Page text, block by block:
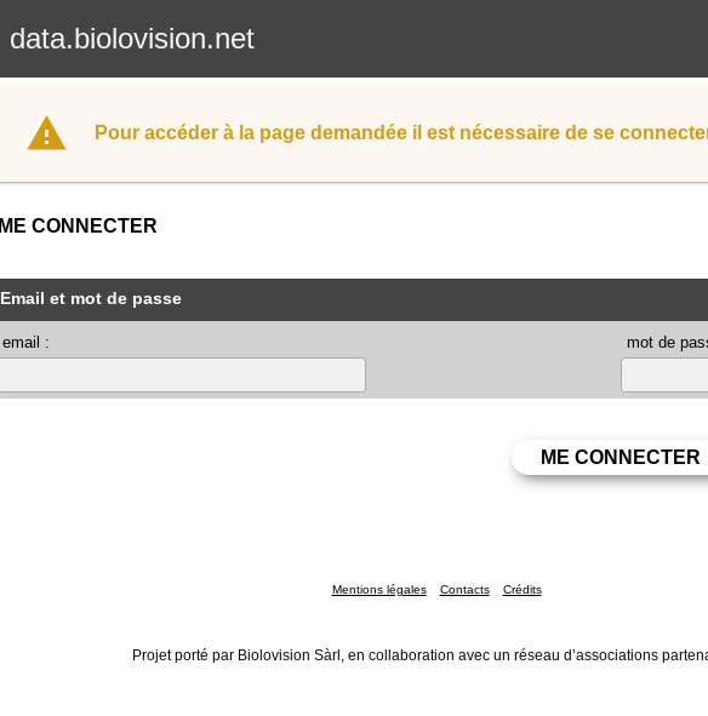
data.biolovision.net
Pour accéder à la page demandée il est nécessaire de se
ME CONNECTER
Email et mot de passe
email : mot de
Mentions légales Contacts Crédits
Projet porté par Biolovision Sàrl, en collaboration avec un réseau d’associations